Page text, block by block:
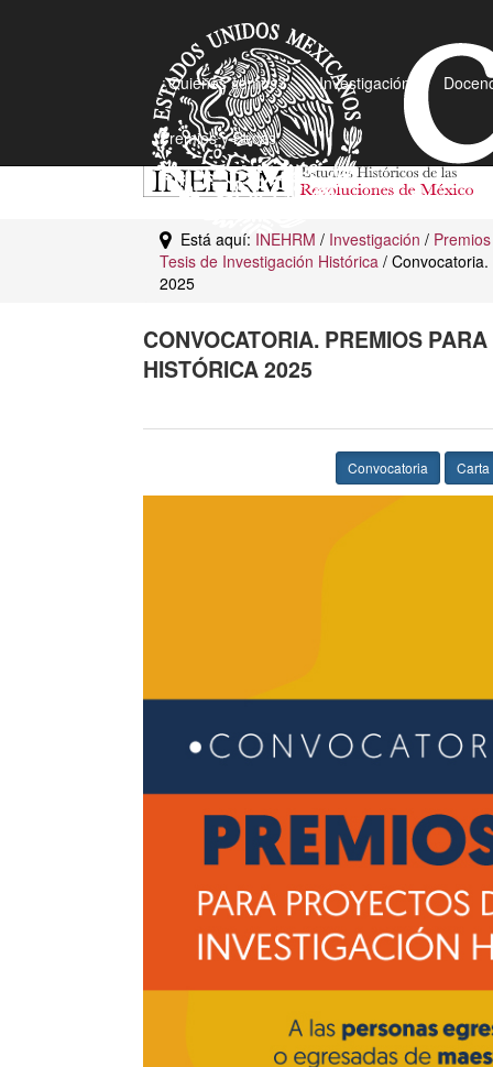
¿Quiénes somos? Investigación
Premios y Becas
Está aquí: INEHRM / Investigación /
Tesis de Investigación Histórica /
2025
CONVOCATORIA. PREMIOS
HISTÓRICA 2025
Convocatoria Carta